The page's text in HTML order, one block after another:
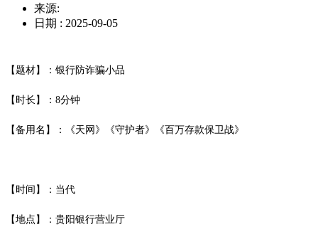
来源:
日期 : 2025-09-05
【题材】：银行防诈骗小品
【时长】：8分钟
【备用名】：《天网》《守护者》《百万存款保卫战》
【时间】：当代
【地点】：贵阳银行营业厅